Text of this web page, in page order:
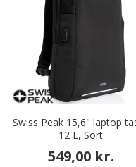
Swiss Peak 15,6" laptop
12 L, Sort
549,00 kr.